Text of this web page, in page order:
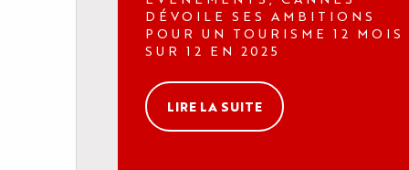
INFOS PRATIQUES
DÉVOILE SES AMBITIONS
POUR UN TOURISME 12 MOIS
SUR 12 EN 2025
LIRE LA SUITE